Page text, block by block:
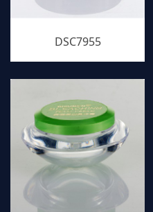
DSC7955